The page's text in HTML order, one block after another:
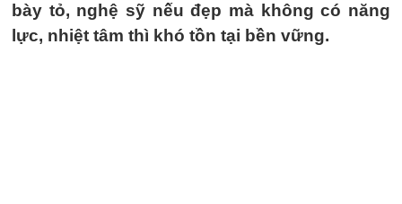
bày tỏ, nghệ sỹ nếu đẹp mà không có năng
lực, nhiệt tâm thì khó tồn tại bền vững.